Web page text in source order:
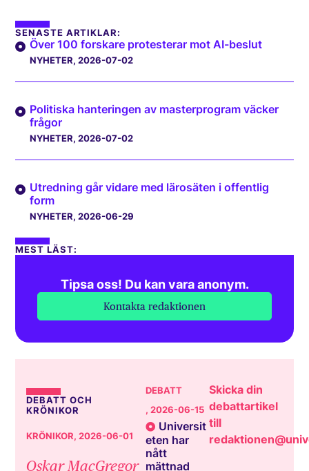
SENASTE ARTIKLAR:
Över 100 forskare protesterar mot AI-beslut
NYHETER, 2026-07-02
Politiska hanteringen av masterprogram väcker
frågor
NYHETER, 2026-07-02
Utredning går vidare med lärosäten i offentlig
form
NYHETER, 2026-06-29
MEST LÄST:
Tipsa oss! Du kan vara anonym.
Kontakta redaktionen
DEBATT OCH
KRÖNIKOR
KRÖNIKOR, 2026-06-01
Oskar MacGregor
DEBATT
, 2026-06-15
Universit
eten har
nått
mättnad
Skicka din
debattartikel
till